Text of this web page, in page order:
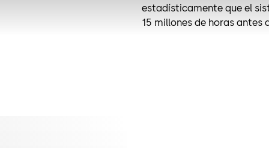
estadísticamente que el
15 millones de horas antes
actualizado para
cerraduras Paxos están